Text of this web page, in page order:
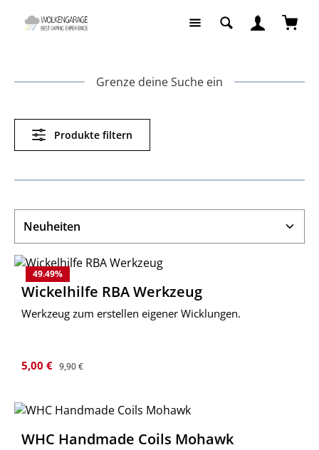
Zum Hauptinhalt springen
Grenze deine Suche ein
Produkte filtern
49.49%
Wickelhilfe RBA Werkzeug
Werkzeug zum erstellen eigener Wicklungen.
Verkaufspreis:
5,00 € Regulärer Preis:
9,90 €
WHC Handmade Coils Mohawk